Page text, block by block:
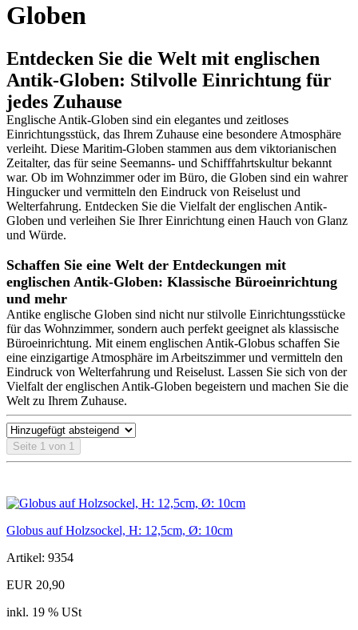
Globen
Entdecken Sie die Welt mit englischen
Antik-Globen: Stilvolle Einrichtung für
jedes Zuhause
Englische Antik-Globen sind ein elegantes und zeitloses
Einrichtungsstück, das Ihrem Zuhause eine besondere Atmosphäre
verleiht. Diese Maritim-Globen stammen aus dem viktorianischen
Zeitalter, das für seine Seemanns- und Schifffahrtskultur bekannt
war. Ob im Wohnzimmer oder im Büro, die Globen sind ein wahrer
Hingucker und vermitteln den Eindruck von Reiselust und
Welterfahrung. Entdecken Sie die Vielfalt der englischen Antik-
Globen und verleihen Sie Ihrer Einrichtung einen Hauch von Glanz
und Würde.
Schaffen Sie eine Welt der Entdeckungen mit
englischen Antik-Globen: Klassische Büroeinrichtung
und mehr
Antike englische Globen sind nicht nur stilvolle Einrichtungsstücke
für das Wohnzimmer, sondern auch perfekt geeignet als klassische
Büroeinrichtung. Mit einem englischen Antik-Globus schaffen Sie
eine einzigartige Atmosphäre im Arbeitszimmer und vermitteln den
Eindruck von Welterfahrung und Reiselust. Lassen Sie sich von der
Vielfalt der englischen Antik-Globen begeistern und machen Sie die
Welt zu Ihrem Zuhause.
Seite 1 von 1
Globus auf Holzsockel, H: 12,5cm, Ø: 10cm
Artikel: 9354
EUR 20,90
inkl. 19 % USt